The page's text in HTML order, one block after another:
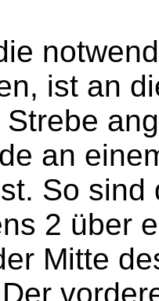
ist an
an
So sind
2 über
Mitte